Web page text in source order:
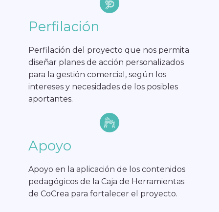
Perfilación
Perfilación del proyecto que nos permita
diseñar planes de acción personalizados
para la gestión comercial, según los
intereses y necesidades de los posibles
aportantes.
Apoyo
Apoyo en la aplicación de los contenidos
pedagógicos de la Caja de Herramientas
de CoCrea para fortalecer el proyecto.